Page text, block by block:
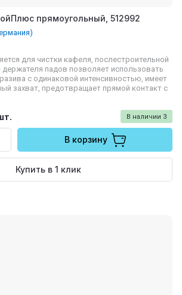
прямоугольный, 512992
для чистки кафеля, послестроительной
держателя падов позволяет использовать
с одинаковой интенсивностью, имеет
захват, предотвращает прямой контакт с
В наличии 3
В корзину
Купить в 1 клик